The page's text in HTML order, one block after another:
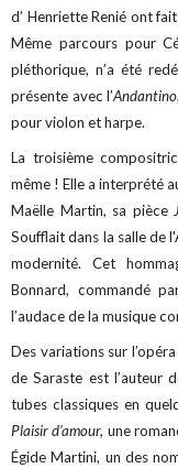
d’ Henriette Renié ont
Même parcours pour
pléthorique, n’a été
présente avec l’
pour violon et harpe.
La troisième
même ! Elle a interprété
Maëlle Martin, sa pièce
Soufflait dans la salle de
modernité. Cet
Bonnard, commandé
l’audace de la musique
Des variations sur
de Saraste est l’auteur
tubes classiques en
Plaisir d’amour, une
Égide Martini, un des